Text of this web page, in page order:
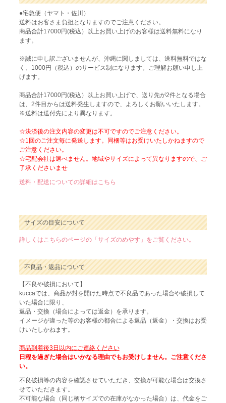
●宅急便（ヤマト・佐川）
送料はお客さま負担となりますのでご注意ください。
商品合計17000円(税込）以上お買い上げのお客様は送料無料になり
ます。
※誠に申し訳ございませんが、沖縄に関しましては、送料無料ではな
く、1000円（税込）のサービス制になります。ご理解お願い申し上
げます。
商品合計17000円(税込）以上お買い上げで、送り先が2件となる場合
は、2件目からは送料発生しますので、よろしくお願いいたします。
※送料は送付先により異なります。
☆決済後の注文内容の変更は不可ですのでご注意ください。
☆1回のご注文毎に発送します。同梱等はお受けいたしかねますので
ご注意ください。
☆宅配会社は選べません。地域やサイズによって異なりますので、ご
了承くださいませ
送料・配送についての詳細はこちら
サイズの目安について
詳しくはこちらのページの「サイズのめやす」をご覧ください。
不良品・返品について
【不良や破損において】
kuccaでは、商品が封を開けた時点で不良品であった場合や破損して
いた場合に限り、
返品・交換（場合によっては返金）を承ります。
イメージが違った等のお客様の都合による返品（返金）・交換はお受
けいたしかねます。
商品到着後3日以内にご連絡ください
日程を過ぎた場合はいかなる理由でもお受けしません。ご注意くださ
い。
不良破損等の内容を確認させていただき、交換が可能な場合は交換さ
せていただきます。
不可能な場合（同じ柄サイズでの在庫がなかった場合）は、代金をご